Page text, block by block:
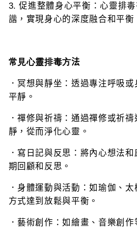
3.促進整體身心平衡：心靈排
諧，實現身心的深度融合和平衡
常見心靈排毒方法
．冥想與靜坐：透過專注呼吸
平靜。
．禪修與祈禱：通過禪修或祈
靜，從而淨化心靈。
．寫日記與反思：將內心想法
期回顧和反思。
．身體運動與活動：如瑜伽、
方式達到放鬆與平衡。
．藝術創作：如繪畫、音樂創